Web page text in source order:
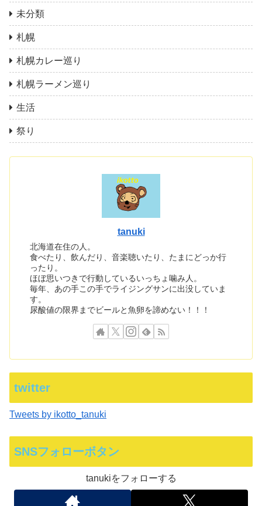
未分類
札幌
札幌カレー巡り
札幌ラーメン巡り
生活
祭り
tanuki
北海道在住の人。
食べたり、飲んだり、音楽聴いたり、たまにどっか行
ったり。
ほぼ思いつきで行動しているいっちょ噛み人。
毎年、あの手この手でライジングサンに出没していま
す。
尿酸値の限界までビールと魚卵を諦めない！！！
twitter
Tweets by ikotto_tanuki
SNSフォローボタン
tanukiをフォローする